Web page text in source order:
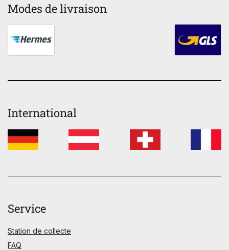
Modes de livraison
International
Service
Station de collecte
FAQ